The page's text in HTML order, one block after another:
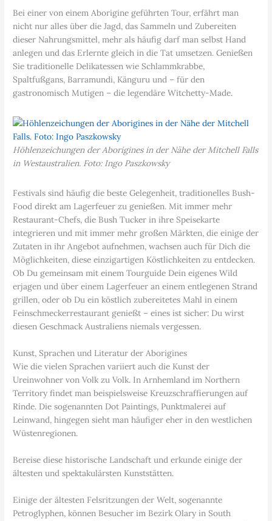
Bei einer von einem Aborigine geführten Tour, erfährt man
nicht nur alles über die Jagd, das Sammeln und Zubereiten
dieser Nahrungsmittel, mehr als häufig darf man selbst Hand
anlegen und das Erlernte gleich in die Tat umsetzen. Genießen
Sie traditionelle Delikatessen wie Schlammkrabbe,
Spaltfußgans, Barramundi, Känguru und – für den
gastronomisch Mutigen – die legendäre Witchetty-Made.
Höhlenzeichungen der Aborigines in der Nähe der Mitchell Falls
in Westaustralien. Foto: Ingo Paszkowsky
Festivals sind häufig die beste Gelegenheit, traditionelles Bush-
Food direkt am Lagerfeuer zu genießen. Mit immer mehr
Restaurant-Chefs, die Bush Tucker in ihre Speisekarte
integrieren und mit immer mehr großen Märkten, die einige der
Zutaten in ihr Angebot aufnehmen, wachsen auch für Dich die
Möglichkeiten, diese einzigartigen Köstlichkeiten zu entdecken.
Ob Du gemeinsam mit einem Tourguide Dein eigenes Wild
erjagen und über einem Lagerfeuer an einem entlegenen Strand
grillen, oder ob Du ein köstlich zubereitetes Mahl in einem
Feinschmeckerrestaurant genießt – eines ist sicher: Du wirst
diesen Geschmack Australiens niemals vergessen.
Kunst, Sprachen und Literatur der Aborigines
Wie die vielen Sprachen variiert auch die Kunst der
Ureinwohner von Volk zu Volk. In Arnhemland im Northern
Territory findet man beispielsweise Kreuzschraffierungen auf
Rinde. Die sogenannten Dot Paintings, Punktmalerei auf
Leinwand, hingegen sieht man häufiger eher in den westlichen
Wüstenregionen.
Bereise diese historische Landschaft und erkunde einige der
ältesten und spektakulärsten Kunststätten.
Einige der ältesten Felsritzungen der Welt, sogenannte
Petroglyphen, können Besucher im Bezirk Olary in South